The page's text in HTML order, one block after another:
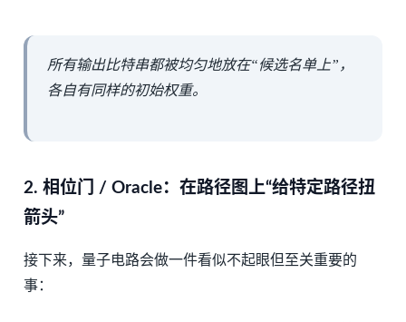
所有输出比特串都被均匀地放在“候选名单上”，
各自有同样的初始权重。
2. 相位门 / Oracle：在路径图上“给特定路径扭
箭头”
接下来，量子电路会做一件看似不起眼但至关重要的
事：